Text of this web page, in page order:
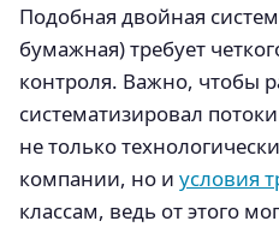
Подобная двойная
бумажная) требует
контроля. Важно, чтобы
систематизировал
не только
компании, но и условия
классам, ведь от этого